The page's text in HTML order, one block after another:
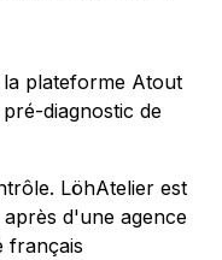
la plateforme Atout
diagnostic de
LöhAtelier est
d'une agence
français